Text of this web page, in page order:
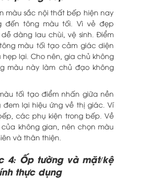
màu sắc nội thất bếp hiện nay
đến tông màu tối. Vì vẻ đẹp
dàng lau chùi, vệ sinh. Điểm
màu tối tạo cảm giác diện
lại. Cho nên, gia chủ không
màu này làm chủ đạo không
tối tạo điểm nhấn giữa nền
đem lại hiệu ứng về thị giác. Ví
các phụ kiện trong bếp. Về
không gian, nên chọn màu
và thân thiện.
4: Ốp tường và mặt/kệ
thực dụng